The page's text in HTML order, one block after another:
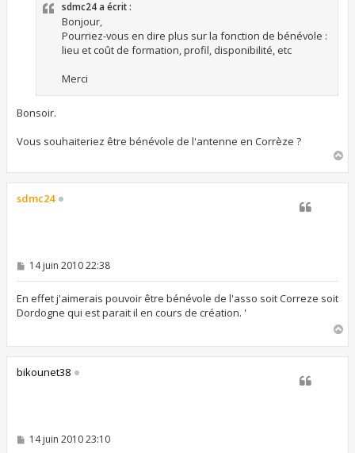
sdmc24 a écrit :
Bonjour,
Pourriez-vous en dire plus sur la fonction de bénévole :
lieu et coût de formation, profil, disponibilité, etc
Merci
Bonsoir.
Vous souhaiteriez être bénévole de l'antenne en Corrèze ?
u
sdmc24
M
s
a
g
14 juin 2010 22:38
En effet j'aimerais pouvoir être bénévole de l'asso soit Correze soit
Dordogne qui est parait il en cours de création. '
a
u
bikounet38
M14 juin 2010 23:10